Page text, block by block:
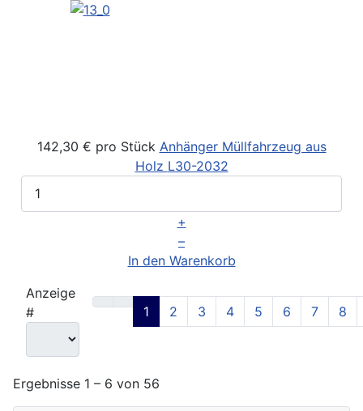
142,30 € pro Stück Anhänger Müllfahrzeug aus
Holz L30-2032
+
–
In den Warenkorb
Anzeige
#
1 2 3 4 5 6 7 8
Ergebnisse 1 – 6 von 56